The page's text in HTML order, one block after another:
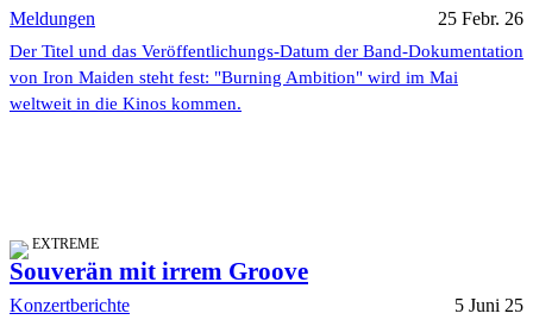
Meldungen 25 Febr. 26
Der Titel und das Veröffentlichungs-Datum der Band-Dokumentation
von Iron Maiden steht fest: "Burning Ambition" wird im Mai
weltweit in die Kinos kommen.
EXTREME
Souverän mit irrem Groove
Konzertberichte 5 Juni 25